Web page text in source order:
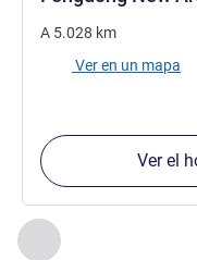
Anterior -
Página ,
A 5.028 km
Ver en un mapa
Ver el